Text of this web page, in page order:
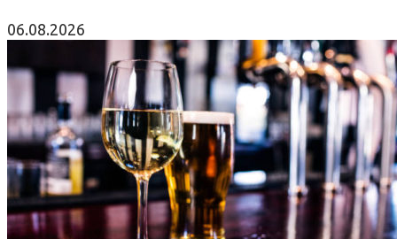
06.08.2026